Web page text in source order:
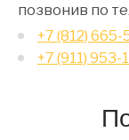
позвонив по
+7 (812) 665-
+7 (911) 953-